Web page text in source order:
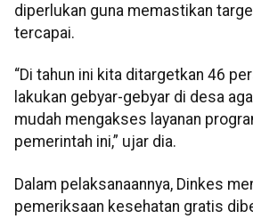
diperlukan guna memastikan
tercapai.
“Di tahun ini kita ditargetkan 46
lakukan gebyar-gebyar di desa
mudah mengakses layanan
pemerintah ini,” ujar dia.
Dalam pelaksanaannya, Dinkes
pemeriksaan kesehatan gratis